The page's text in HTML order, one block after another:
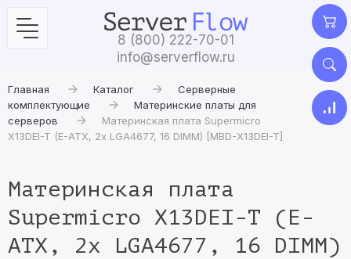
8 (800) 222-70-01
info@serverflow.ru
Главная Каталог
Серверные
комплектующие
Материнские платы для
серверов
Материнская плата Supermicro
X13DEI-T (E-ATX, 2x LGA4677, 16 DIMM) [MBD-X13DEI-T]
Материнская плата
Supermicro X13DEI-T (E-
ATX, 2x LGA4677, 16 DIMM)